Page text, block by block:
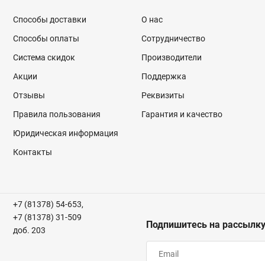
Способы доставки
Способы оплаты
Система скидок
Акции
Отзывы
Правила пользования
Юридическая информация
Контакты
О нас
Сотрудничество
Производители
Поддержка
Реквизиты
Гарантия и качество
Подпишитесь на рассылку
+7 (81378) 54-653,
+7 (81378) 31-509
доб. 203